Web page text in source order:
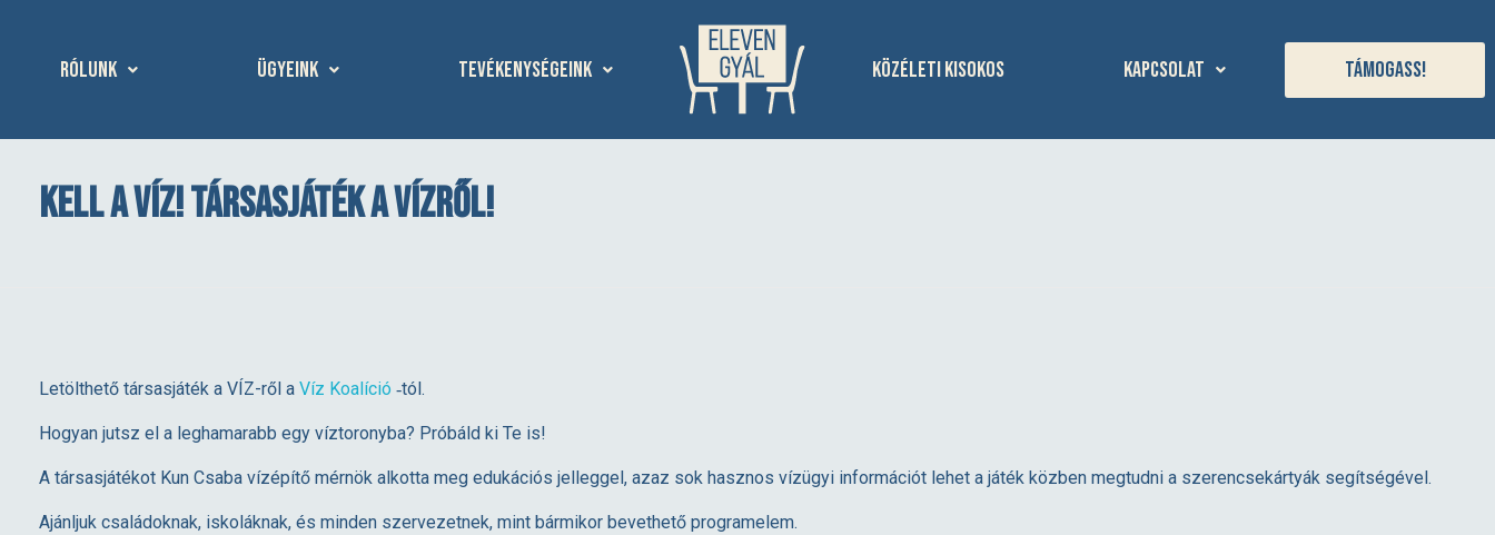
Rólunk Ügyeink Tevékenységeink Közéleti kisokos Kapcsolat Támogass!
Kell a víz! Társasjáték a vízről!
K
e
l
Letölthető társasjáték a VÍZ-ről a Víz Koalíció ‑tól.
Hogyan jutsz el a leghamarabb egy víztoronyba? Próbáld ki Te is!
A társasjátékot Kun Csaba vízépítő mérnök alkotta meg edukációs jelleggel, azaz sok hasznos vízügyi információt lehet a játék közben megtudni a szerencsekártyák segítségével.
Ajánljuk családoknak, iskoláknak, és minden szervezetnek, mint bármikor bevethető programelem.